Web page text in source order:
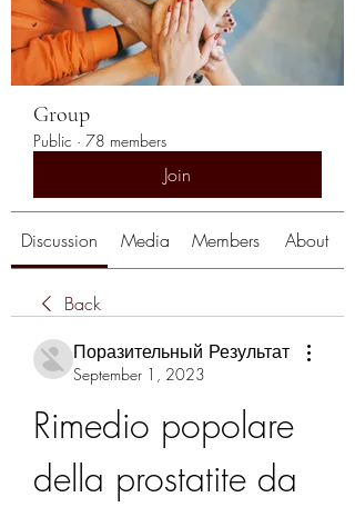
Group
Public · 78 members
Join
Discussion Media Members About
Back
Поразительный Результат
September 1, 2023
Rimedio popolare
della prostatite da